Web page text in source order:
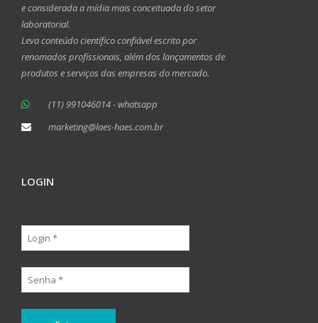
e considerada a mídia mais conceituada do setor
laboratorial.
Leva conteúdo científico confiável escrito por
renomados profissionais, além dos lançamentos de
produtos e serviços das empresas do mercado.
(11) 991046014 - whatsapp
marketing@laes-haes.com.br
LOGIN